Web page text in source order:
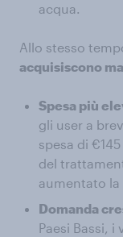
acqua.
Allo stesso
acquisiscono
Spesa più
gli user a
spesa di
del
aumentato la
Domanda
Paesi Bassi,